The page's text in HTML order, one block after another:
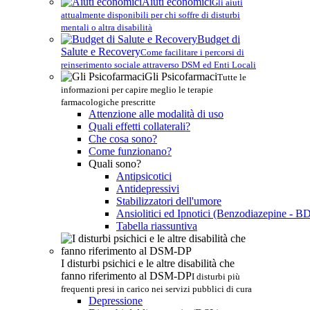
Gli aiuti
attualmente disponibili per chi soffre di disturbi
mentali o altra disabilità
Budget di
Salute e RecoveryCome facilitare i percorsi di
reinserimento sociale attraverso DSM ed Enti Locali
Gli PsicofarmaciTutte le
informazioni per capire meglio le terapie
farmacologiche prescritte
Attenzione alle modalità di uso
Quali effetti collaterali?
Che cosa sono?
Come funzionano?
Quali sono?
Antipsicotici
Antidepressivi
Stabilizzatori dell'umore
Ansiolitici ed Ipnotici (Benzodiazepine -
Tabella riassuntiva
I disturbi psichici e le altre disabilità che
fanno riferimento al DSM-DPI disturbi più
frequenti presi in carico nei servizi pubblici di cura
Depressione